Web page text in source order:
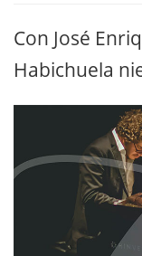
Con José
Habichuela